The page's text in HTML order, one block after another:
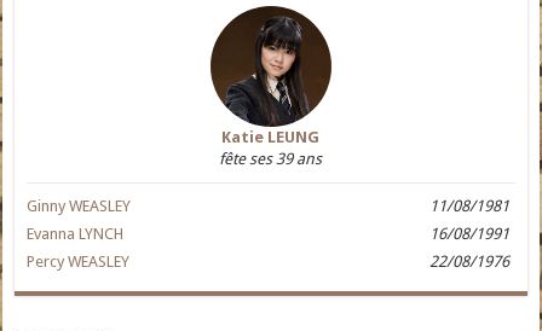
Katie LEUNG
fête ses 39 ans
Ginny WEASLEY
11/08/1981
Evanna LYNCH
16/08/1991
Percy WEASLEY
22/08/1976